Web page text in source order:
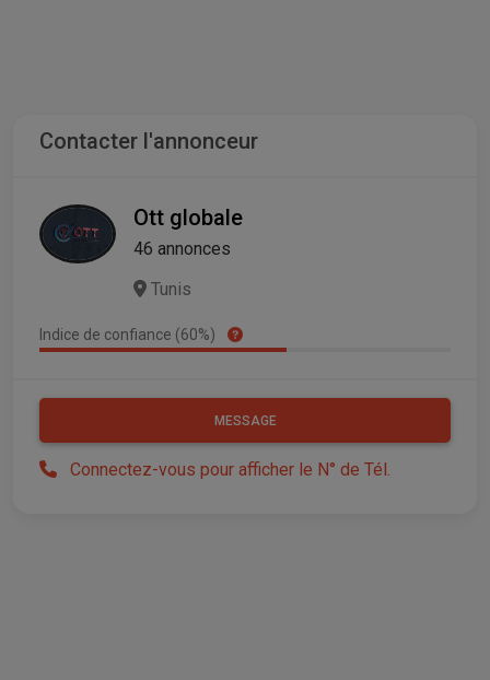
Contacter l'annonceur
Ott globale
46 annonces
Tunis
Indice de confiance (60%)
MESSAGE
Connectez-vous pour afficher le N° de Tél.